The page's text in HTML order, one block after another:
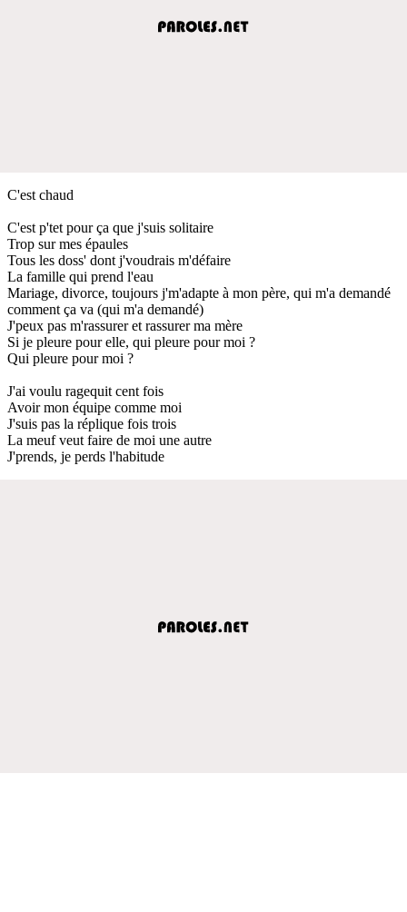
C'est chaud
C'est p'tet pour ça que j'suis solitaire
Trop sur mes épaules
Tous les doss' dont j'voudrais m'défaire
La famille qui prend l'eau
Mariage, divorce, toujours j'm'adapte à mon père, qui m'a demandé
comment ça va (qui m'a demandé)
J'peux pas m'rassurer et rassurer ma mère
Si je pleure pour elle, qui pleure pour moi ?
Qui pleure pour moi ?
J'ai voulu ragequit cent fois
Avoir mon équipe comme moi
J'suis pas la réplique fois trois
La meuf veut faire de moi une autre
J'prends, je perds l'habitude